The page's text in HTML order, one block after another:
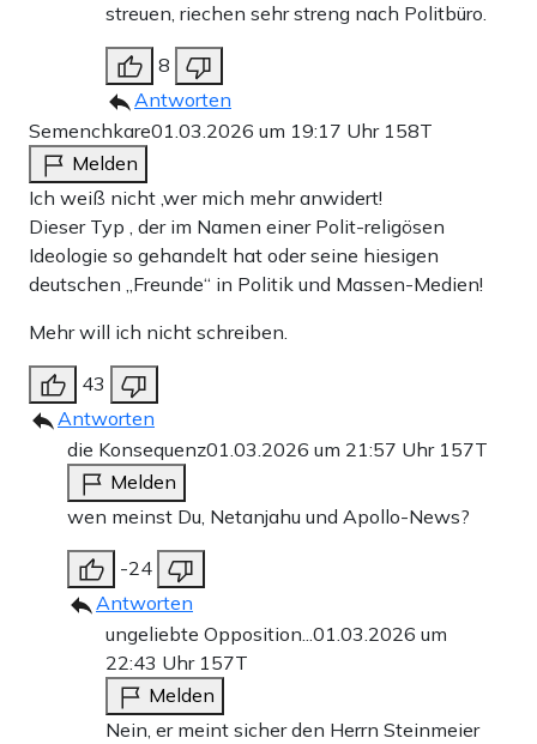
streuen, riechen sehr streng nach Politbüro.
8
Antworten
Semenchkare01.03.2026 um 19:17 Uhr 158T
Melden
Ich weiß nicht ,wer mich mehr anwidert!
Dieser Typ , der im Namen einer Polit-religösen
Ideologie so gehandelt hat oder seine hiesigen
deutschen „Freunde“ in Politik und Massen-Medien!
Mehr will ich nicht schreiben.
43
Antworten
die Konsequenz01.03.2026 um 21:57 Uhr 157T
Melden
wen meinst Du, Netanjahu und Apollo-News?
-24
Antworten
ungeliebte Opposition...01.03.2026 um
22:43 Uhr 157T
Melden
Nein, er meint sicher den Herrn Steinmeier